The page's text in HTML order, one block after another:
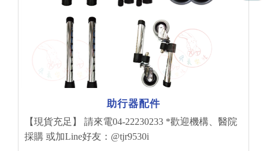
助行器配件
【現貨充足】 請來電04-22230233 *歡迎機構、醫院
採購 或加Line好友：@tjr9530i